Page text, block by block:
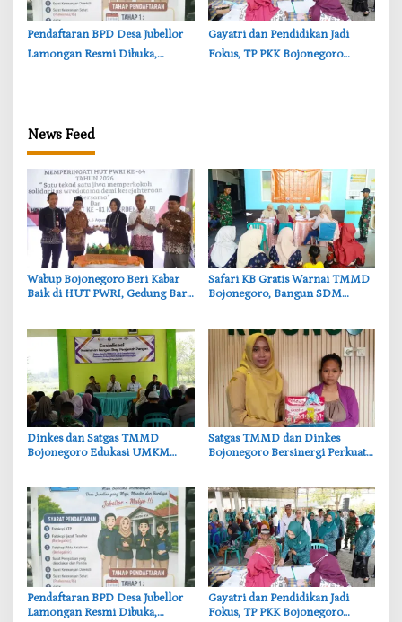
Pendaftaran BPD Desa Jubellor
Lamongan Resmi Dibuka,
‎Gayatri dan Pendidikan Jadi
Fokus, TP PKK Bojonegoro
News Feed
‎Wabup Bojonegoro Beri Kabar
Baik di HUT PWRI, Gedung Baru
‎Safari KB Gratis Warnai TMMD
Bojonegoro, Bangun SDM
‎Dinkes dan Satgas TMMD
Bojonegoro Edukasi UMKM
‎Satgas TMMD dan Dinkes
Bojonegoro Bersinergi Perkuat
Pendaftaran BPD Desa Jubellor
Lamongan Resmi Dibuka,
‎Gayatri dan Pendidikan Jadi
Fokus, TP PKK Bojonegoro